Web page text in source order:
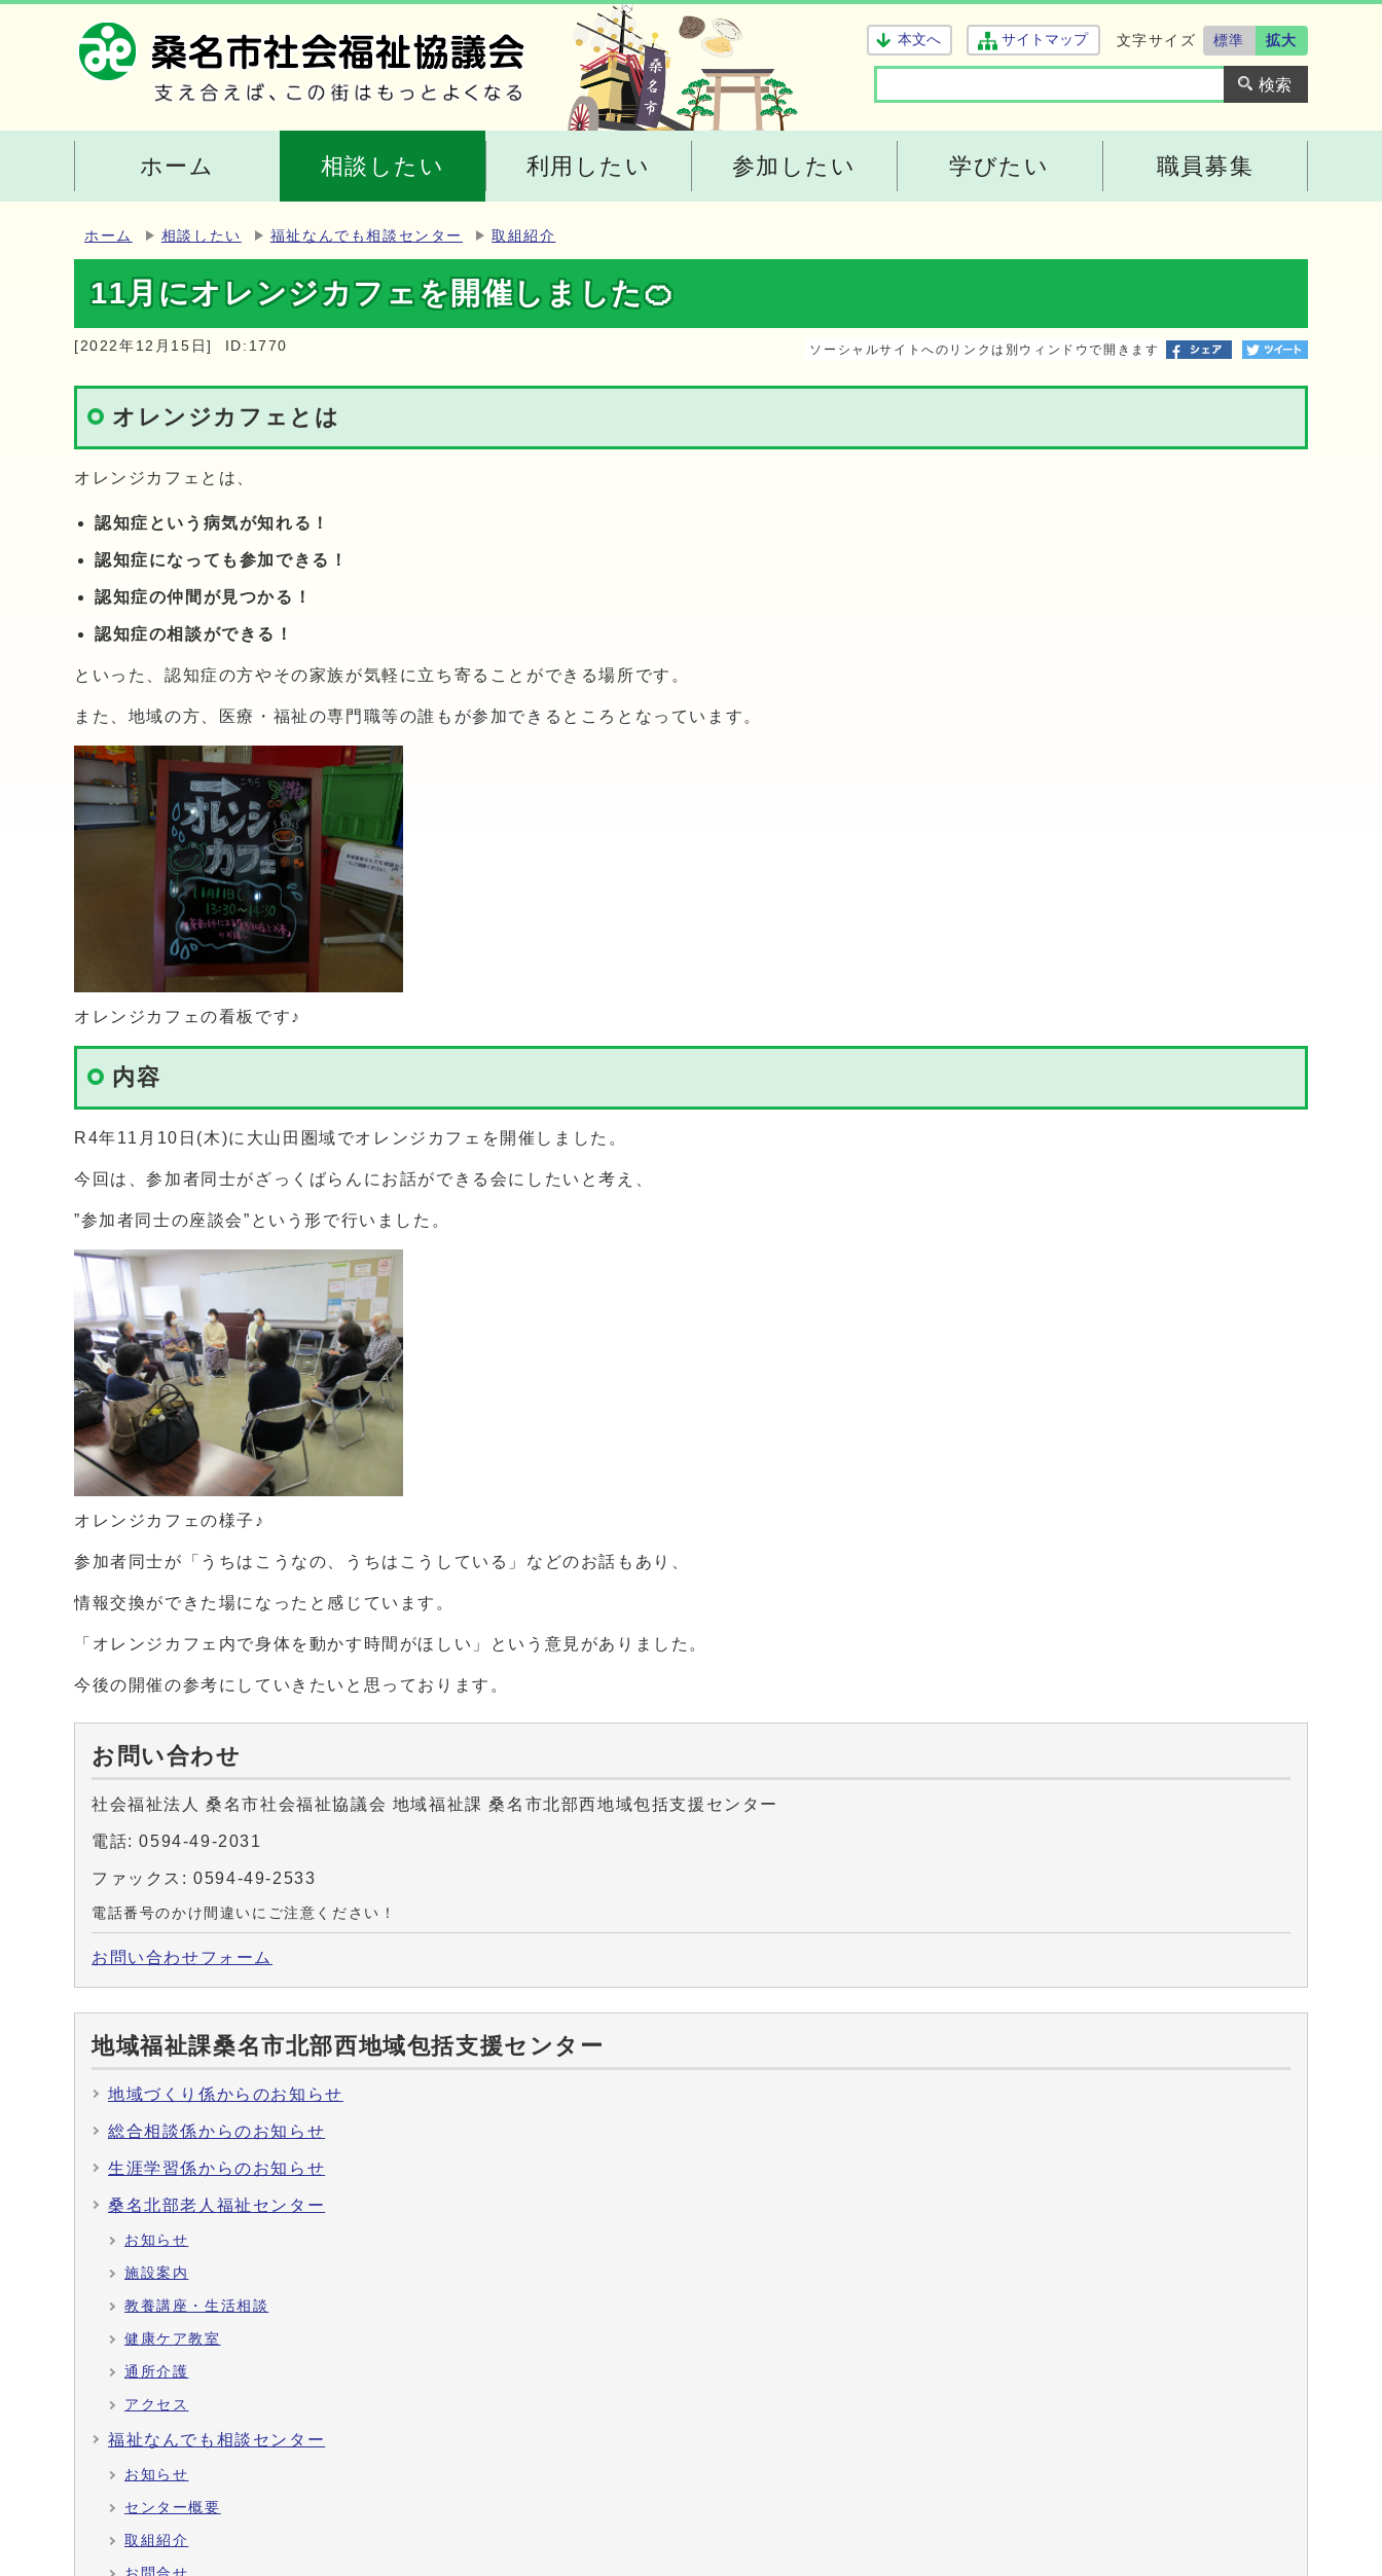
本文へ サイトマップ 文字サイズ 標準 拡大
ホーム 相談したい 利用したい 参加したい 学びたい 職員募集
ホーム 相談したい 福祉なんでも相談センター 取組紹介
11月にオレンジカフェを開催しました🍊
[2022年12月15日] ID:1770 ソーシャルサイトへのリンクは別ウィンドウで開きます
オレンジカフェとは
オレンジカフェとは、
認知症という病気が知れる！
認知症になっても参加できる！
認知症の仲間が見つかる！
認知症の相談ができる！
といった、認知症の方やその家族が気軽に立ち寄ることができる場所です。
また、地域の方、医療・福祉の専門職等の誰もが参加できるところとなっています。
オレンジカフェの看板です♪
内容
R4年11月10日(木)に大山田圏域でオレンジカフェを開催しました。
今回は、参加者同士がざっくばらんにお話ができる会にしたいと考え、
”参加者同士の座談会”という形で行いました。
オレンジカフェの様子♪
参加者同士が「うちはこうなの、うちはこうしている」などのお話もあり、
情報交換ができた場になったと感じています。
「オレンジカフェ内で身体を動かす時間がほしい」という意見がありました。
今後の開催の参考にしていきたいと思っております。
お問い合わせ
社会福祉法人 桑名市社会福祉協議会 地域福祉課 桑名市北部西地域包括支援センター
電話: 0594-49-2031
ファックス: 0594-49-2533
電話番号のかけ間違いにご注意ください！
お問い合わせフォーム
地域福祉課桑名市北部西地域包括支援センター
地域づくり係からのお知らせ
総合相談係からのお知らせ
生涯学習係からのお知らせ
桑名北部老人福祉センター
お知らせ
施設案内
教養講座・生活相談
健康ケア教室
通所介護
アクセス
福祉なんでも相談センター
お知らせ
センター概要
取組紹介